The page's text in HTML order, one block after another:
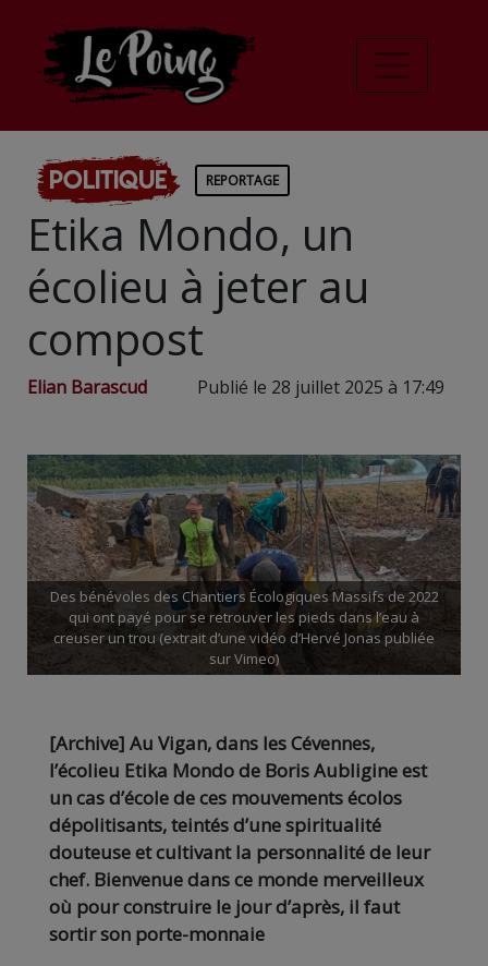
Politique REPORTAGE
Etika Mondo, un
écolieu à jeter au
compost
Elian Barascud Publié le 28 juillet 2025 à 17:49
Des bénévoles des Chantiers Écologiques Massifs de 2022
qui ont payé pour se retrouver les pieds dans l’eau à
creuser un trou (extrait d’une vidéo d’Hervé Jonas publiée
sur Vimeo)
[Archive] Au Vigan, dans les Cévennes,
l’écolieu Etika Mondo de Boris Aubligine est
un cas d’école de ces mouvements écolos
dépolitisants, teintés d’une spiritualité
douteuse et cultivant la personnalité de leur
chef. Bienvenue dans ce monde merveilleux
où pour construire le jour d’après, il faut
sortir son porte-monnaie